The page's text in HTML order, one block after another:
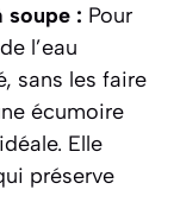
soupe : Pour
l’eau
sans les faire
écumoire
Elle
préserve